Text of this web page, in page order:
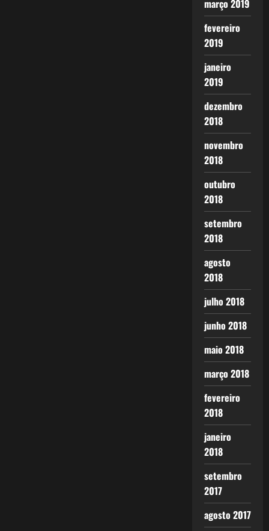
março 2019
fevereiro
2019
janeiro
2019
dezembro
2018
novembro
2018
outubro
2018
setembro
2018
agosto
2018
julho 2018
junho 2018
maio 2018
março 2018
fevereiro
2018
janeiro
2018
setembro
2017
agosto 2017